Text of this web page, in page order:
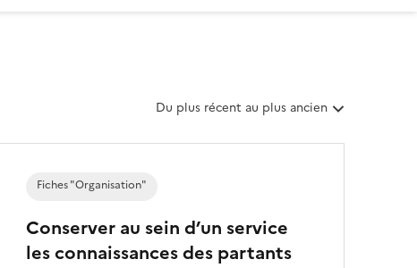
T
i
s
a
Du plus récent au plus ancien
Conserver au sein d’un service
les connaissances des partants
Fiches "Organisation"